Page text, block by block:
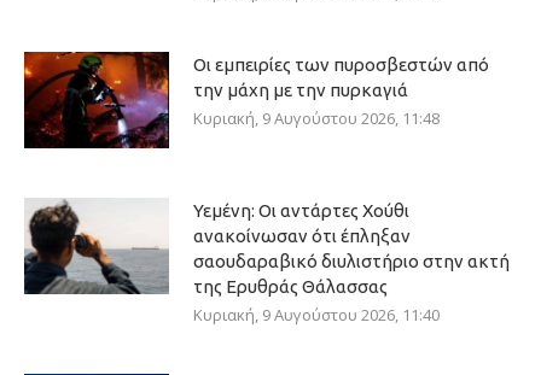
Οι εμπειρίες των πυροσβεστών από
την μάχη με την πυρκαγιά
Κυριακή, 9 Αυγούστου 2026, 11:48
Υεμένη: Οι αντάρτες Χούθι
ανακοίνωσαν ότι έπληξαν
σαουδαραβικό διυλιστήριο στην ακτή
της Ερυθράς Θάλασσας
Κυριακή, 9 Αυγούστου 2026, 11:40